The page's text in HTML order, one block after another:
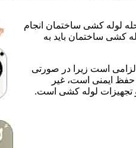
لوله کشی ساختمان انجام
کشی ساختمان باید به
است زیرا در صورتی
ایمنی است، غیر
تجهیزات لوله کشی است.